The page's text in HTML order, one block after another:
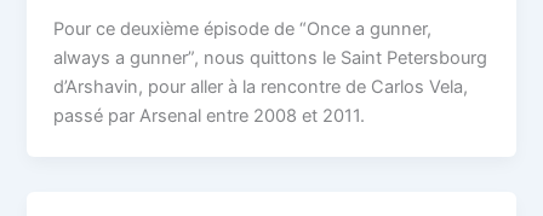
Pour ce deuxième épisode de “Once a gunner,
always a gunner”, nous quittons le Saint Petersbourg
d’Arshavin, pour aller à la rencontre de Carlos Vela,
passé par Arsenal entre 2008 et 2011.